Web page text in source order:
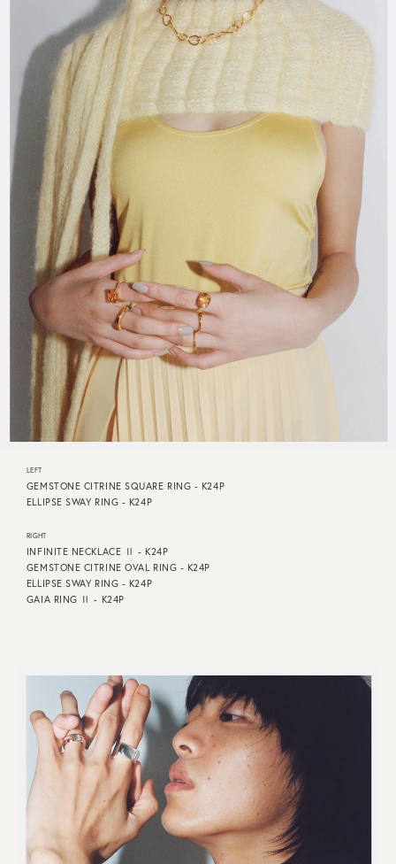
LEFT
GEMSTONE CITRINE SQUARE RING - K24P
ELLIPSE SWAY RING - K24P
RIGHT
INFINITE NECKLACE Ⅱ - K24P
GEMSTONE CITRINE OVAL RING - K24P
ELLIPSE SWAY RING - K24P
GAIA RING Ⅱ - K24P